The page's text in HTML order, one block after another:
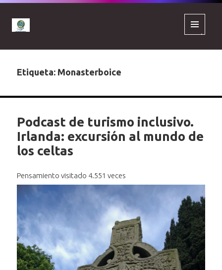
WIDGETS
Etiqueta: Monasterboice
Podcast de turismo inclusivo.
Irlanda: excursión al mundo de
los celtas
Pensamiento visitado 4.551 veces